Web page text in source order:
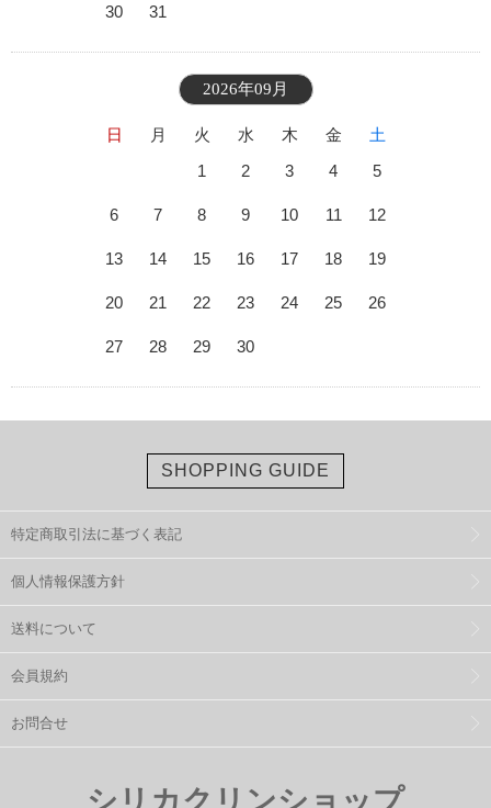
30 31
2026年09月
日 月 火 水 木 金
土
1
2 3 4 5
6 7 8 9 10 11 12
13 14 15 16 17 18 19
20 21 22 23 24 25 26
27 28 29 30
SHOPPING GUIDE
特定商取引法に基づく表記
個人情報保護方針
送料について
会員規約
お問合せ
シリカクリンショップ